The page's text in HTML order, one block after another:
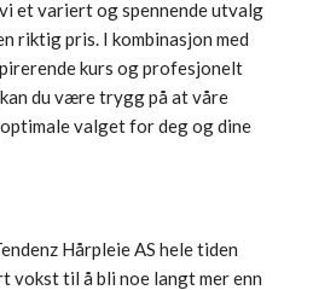
et variert og spennende utvalg
riktig pris. I kombinasjon med
kurs og profesjonelt
du være trygg på at våre
valget for deg og dine
Hårpleie AS hele tiden
vokst til å bli noe langt mer enn